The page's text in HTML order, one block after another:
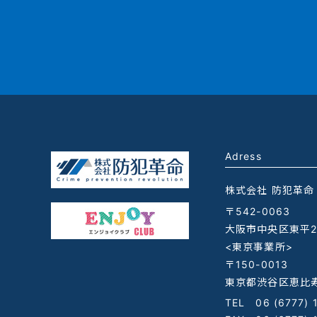
Adress
株式会社 防犯革命
〒542-0063
大阪市中央区東
<東京事業所>
〒150-0013
東京都渋谷区恵比
TEL06 (6777)